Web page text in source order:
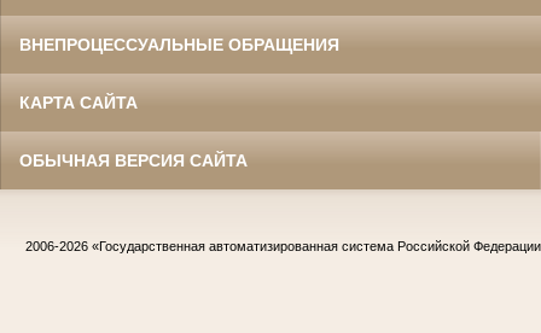
ВНЕПРОЦЕССУАЛЬНЫЕ ОБРАЩЕНИЯ
КАРТА САЙТА
ОБЫЧНАЯ ВЕРСИЯ САЙТА
2006-2026 «Государственная автоматизированная система Российской